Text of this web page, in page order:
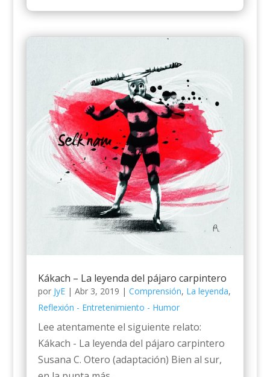
Kákach – La leyenda del pájaro carpintero
por JyE| Abr 3, 2019 | Comprensión, La leyenda,
Reflexión - Entretenimiento - Humor
Lee atentamente el siguiente relato:
Kákach - La leyenda del pájaro carpintero
Susana C. Otero (adaptación) Bien al sur,